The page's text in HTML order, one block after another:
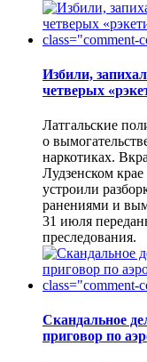
Избили,
четверых
Латгальские
о
наркотиках.
Лудзенском
устроили
ранениями и
31 июля
преследования.
Скандальное
приговор по